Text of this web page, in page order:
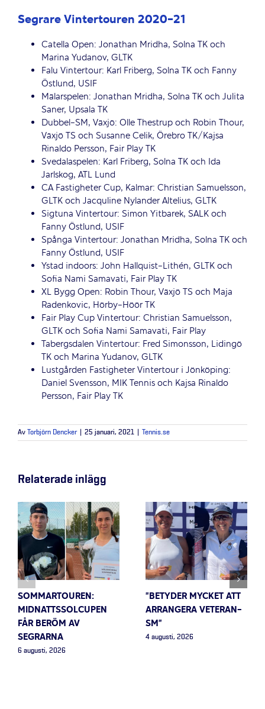
Segrare Vintertouren 2020-21
Catella Open: Jonathan Mridha, Solna TK och
Marina Yudanov, GLTK
Falu Vintertour: Karl Friberg, Solna TK och Fanny
Östlund, USIF
Mälarspelen: Jonathan Mridha, Solna TK och Julita
Saner, Upsala TK
Dubbel-SM, Växjö: Olle Thestrup och Robin Thour,
Växjö TS och Susanne Celik, Örebro TK/Kajsa
Rinaldo Persson, Fair Play TK
Svedalaspelen: Karl Friberg, Solna TK och Ida
Jarlskog, ATL Lund
CA Fastigheter Cup, Kalmar: Christian Samuelsson,
GLTK och Jacquline Nylander Altelius, GLTK
Sigtuna Vintertour: Simon Yitbarek, SALK och
Fanny Östlund, USIF
Spånga Vintertour: Jonathan Mridha, Solna TK och
Fanny Östlund, USIF
Ystad indoors: John Hallquist-Lithén, GLTK och
Sofia Nami Samavati, Fair Play TK
XL Bygg Open: Robin Thour, Växjö TS och Maja
Radenkovic, Hörby-Höör TK
Fair Play Cup Vintertour: Christian Samuelsson,
GLTK och Sofia Nami Samavati, Fair Play
Tabergsdalen Vintertour: Fred Simonsson, Lidingö
TK och Marina Yudanov, GLTK
Lustgården Fastigheter Vintertour i Jönköping:
Daniel Svensson, MIK Tennis och Kajsa Rinaldo
Persson, Fair Play TK
Av Torbjörn Dencker 25 januari, 2021 Tennis.se
Relaterade inlägg
SOMMARTOUREN:
MIDNATTSSOLCUPEN
FÅR BERÖM AV
SEGRARNA
6 augusti, 2026
”BETYDER MYCKET ATT
ARRANGERA VETERAN-
SM”
4 augusti, 2026